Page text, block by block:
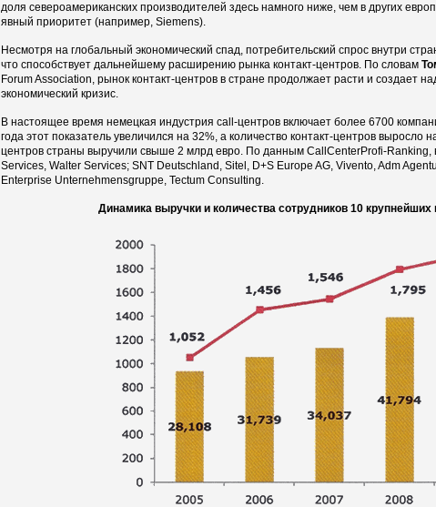
доля североамериканских производителей здесь намного ниже, чем в других
явный приоритет (например, Siemens).
Несмотря на глобальный экономический спад, потребительский спрос внутри
что способствует дальнейшему расширению рынка контакт-центров. По словам
Forum Association, рынок контакт-центров в стране продолжает расти и создает
экономический кризис.
В настоящее время немецкая индустрия call-центров включает более 6700
года этот показатель увеличился на 32%, а количество контакт-центров выросло
центров страны выручили свыше 2 млрд евро. По данным CallCenterProfi-Ranking,
Services, Walter Services; SNT Deutschland, Sitel, D+S Еurope AG, Vivento, Adm
Enterprise Unternehmensgruppe, Tectum Consulting.
Динамика выручки и количества сотрудников 10 крупнейших